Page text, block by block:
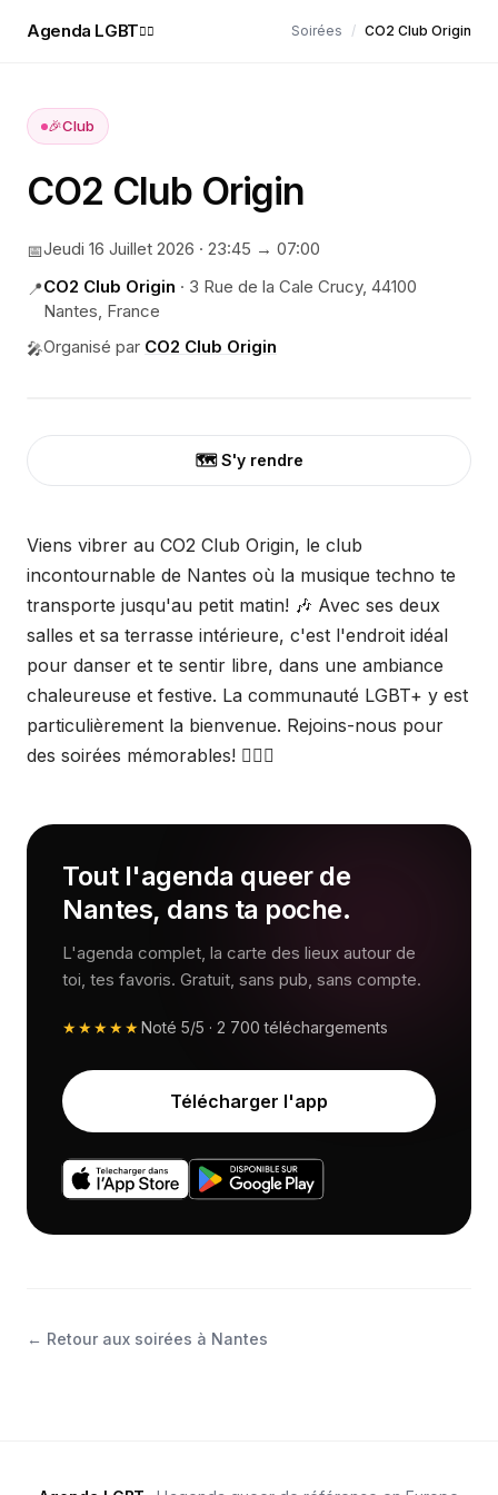
Agenda LGBT🏳️‍🌈 Soirées / CO2 Club Origin
🎉Club
CO2 Club Origin
📅Jeudi 16 Juillet 2026 · 23:45 → 07:00
📍CO2 Club Origin · 3 Rue de la Cale Crucy, 44100
Nantes, France
🎤Organisé par CO2 Club Origin
🗺️ S'y rendre
Viens vibrer au CO2 Club Origin, le club
incontournable de Nantes où la musique techno te
transporte jusqu'au petit matin! 🎶 Avec ses deux
salles et sa terrasse intérieure, c'est l'endroit idéal
pour danser et te sentir libre, dans une ambiance
chaleureuse et festive. La communauté LGBT+ y est
particulièrement la bienvenue. Rejoins-nous pour
des soirées mémorables! 🏳️‍🌈🎉
Tout l'agenda queer de
Nantes, dans ta poche.
L'agenda complet, la carte des lieux autour de
toi, tes favoris. Gratuit, sans pub, sans compte.
★★★★★Noté 5/5 · 2 700 téléchargements
Télécharger l'app
← Retour aux soirées à Nantes